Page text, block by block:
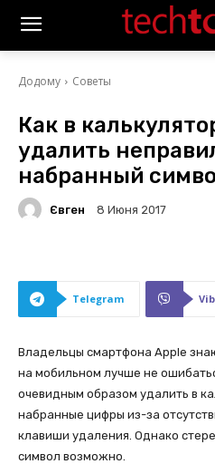
Додому Советы
Как в
удалить
набранный
Євген 8 Июня 2017
Telegram
Владельцы смартфона Apple
на мобильном лучше не
очевидным образом удалить в
набранные цифры из-за
клавиши удаления. Однако
символ возможно.